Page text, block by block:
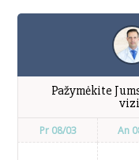
Pažymėkite
Pr 08/03 An